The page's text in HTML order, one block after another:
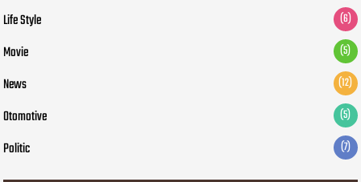
Life Style (6)
Movie (5)
News (12)
Otomotive (5)
Politic (7)